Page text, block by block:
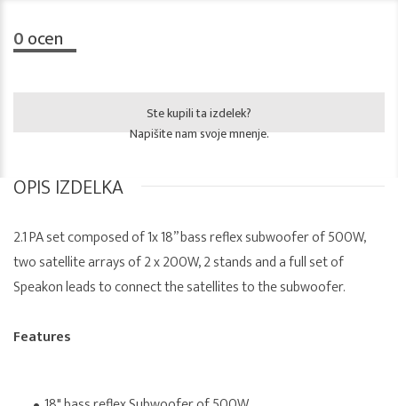
0ocen
Ste kupili ta izdelek?
Napišite nam svoje mnenje.
OPIS IZDELKA
2.1 PA set composed of 1x 18” bass reflex subwoofer of 500W,
two satellite arrays of 2 x 200W, 2 stands and a full set of
Speakon leads to connect the satellites to the subwoofer.
Features